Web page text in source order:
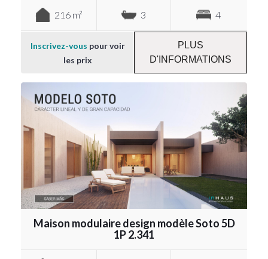
216 m² 3 4
Inscrivez-vous pour voir
les prix
PLUS
D'INFORMATIONS
Maison modulaire design modèle Soto 5D
1P 2.341